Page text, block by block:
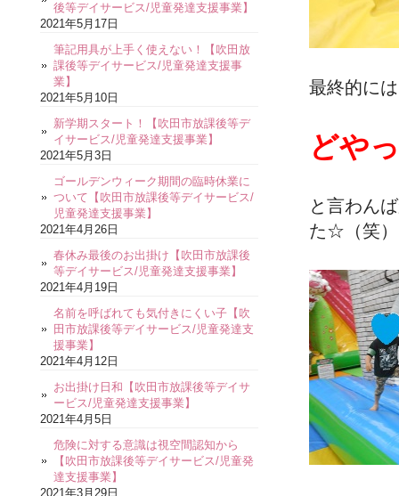
最終的に
どや
と言わん
た☆（笑）
後等デイサービス/児童発達支援事業】
2021年5月17日
筆記用具が上手く使えない！【吹田放
課後等デイサービス/児童発達支援事
業】
2021年5月10日
新学期スタート！【吹田市放課後等デ
イサービス/児童発達支援事業】
2021年5月3日
ゴールデンウィーク期間の臨時休業に
ついて【吹田市放課後等デイサービス/
児童発達支援事業】
2021年4月26日
春休み最後のお出掛け【吹田市放課後
等デイサービス/児童発達支援事業】
2021年4月19日
名前を呼ばれても気付きにくい子【吹
田市放課後等デイサービス/児童発達支
援事業】
2021年4月12日
お出掛け日和【吹田市放課後等デイサ
ービス/児童発達支援事業】
2021年4月5日
危険に対する意識は視空間認知から
【吹田市放課後等デイサービス/児童発
達支援事業】
2021年3月29日